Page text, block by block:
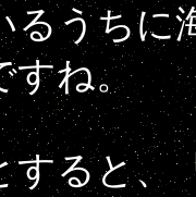
るうちに
すね。
すると、